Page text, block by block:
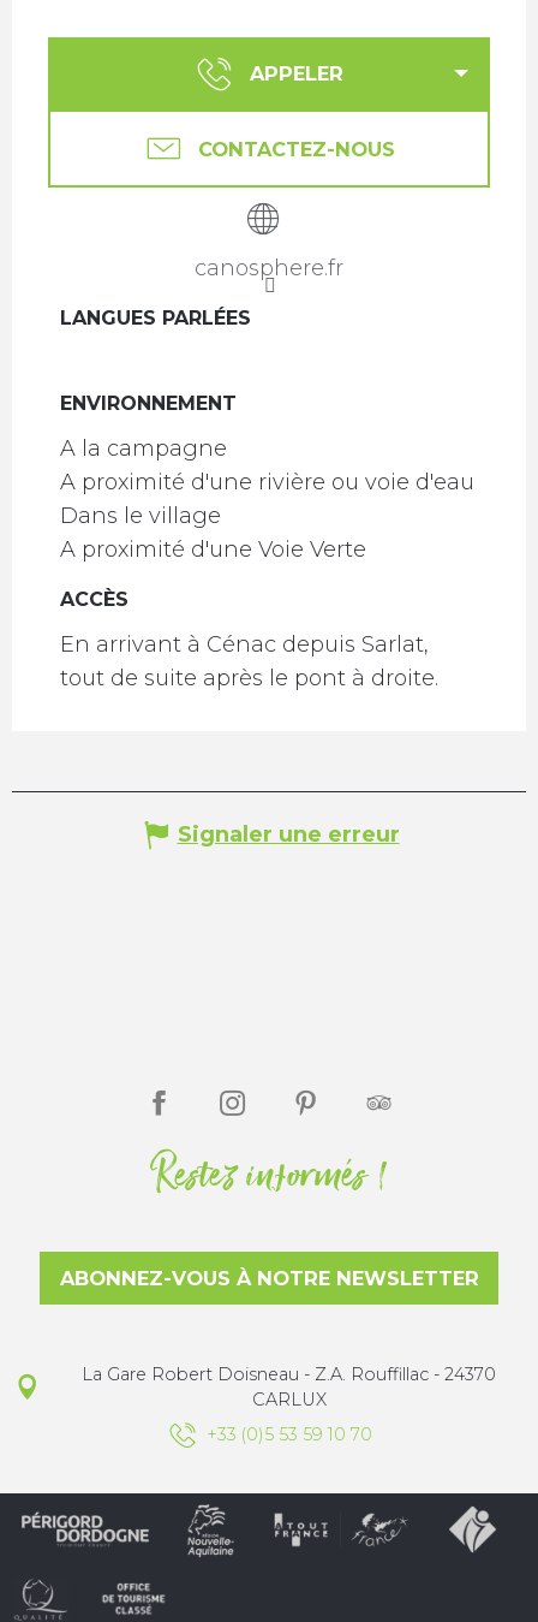
APPELER
CONTACTEZ-NOUS
canosphere.fr
LANGUES PARLÉES
LANGUES PARLÉES
ENVIRONNEMENT
ENVIRONNEMENT
A la campagne
A proximité d'une rivière ou voie d'eau
Dans le village
A proximité d'une Voie Verte
ACCÈS
ACCÈS
En arrivant à Cénac depuis Sarlat,
tout de suite après le pont à droite.
Signaler une erreur
Restez informés !
ABONNEZ-VOUS À NOTRE NEWSLETTER
La Gare Robert Doisneau - Z.A. Rouffillac - 24370
CARLUX
+33 (0)5 53 59 10 70